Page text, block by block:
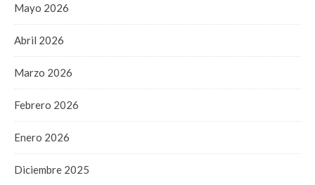
Mayo 2026
Abril 2026
Marzo 2026
Febrero 2026
Enero 2026
Diciembre 2025